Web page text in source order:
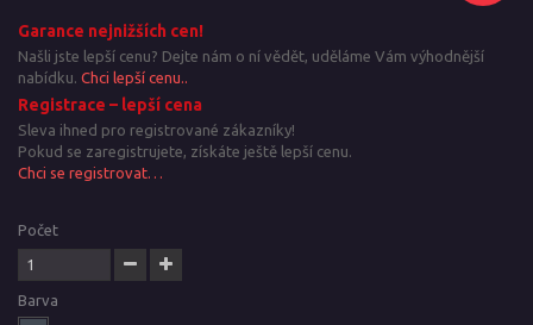
Garance nejnižších cen!
Našli jste lepší cenu? Dejte nám o ní vědět, uděláme Vám výhodnější
nabídku. Chci lepší cenu..
Registrace – lepší cena
Sleva ihned pro registrované zákazníky!
Pokud se zaregistrujete, získáte ještě lepší cenu.
Chci se registrovat…
Počet
Barva